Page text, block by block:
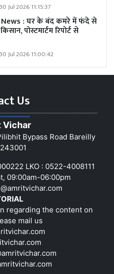
Jul 2026 11:15:37
: घर के बंद कमरे में फंदे से
पोस्टमार्टम रिपोर्ट से
Jul 2026 11:00:42
Us
Vichar
Bypass Road Bareilly
LKO : 0522-4008111
09:00am-06:00pm
regarding the content on
mail us